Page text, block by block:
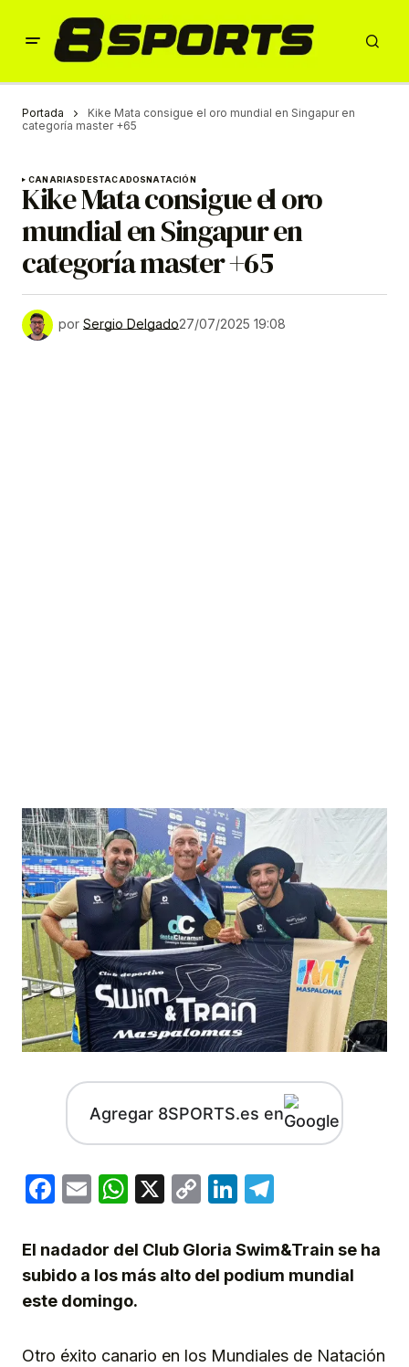
Portada
Kike Mata consigue el oro mundial en Singapur en
categoría master +65
CANARIASDESTACADOSNATACIÓN
Kike Mata consigue el oro
mundial en Singapur en
categoría master +65
por Sergio Delgado27/07/2025 19:08
Agregar 8SPORTS.es en
Facebook
EmailWhatsApp
X
CopyLinkedIn
El nadador del Club Gloria Swim&Train se ha
subido a los más alto del podium mundial
este domingo.
Otro éxito canario en los Mundiales de Natación